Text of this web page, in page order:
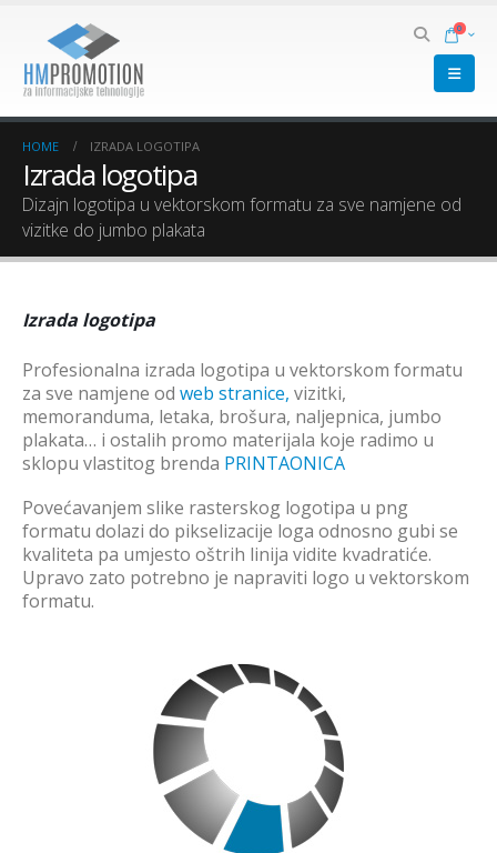
0
HOME IZRADA LOGOTIPA
Izrada logotipa
Dizajn logotipa u vektorskom formatu za sve namjene od
vizitke do jumbo plakata
Izrada logotipa
Profesionalna izrada logotipa u vektorskom formatu
za sve namjene od web stranice, vizitki,
memoranduma, letaka, brošura, naljepnica, jumbo
plakata… i ostalih promo materijala koje radimo u
sklopu vlastitog brenda PRINTAONICA
Povećavanjem slike rasterskog logotipa u png
formatu dolazi do pikselizacije loga odnosno gubi se
kvaliteta pa umjesto oštrih linija vidite kvadratiće.
Upravo zato potrebno je napraviti logo u vektorskom
formatu.